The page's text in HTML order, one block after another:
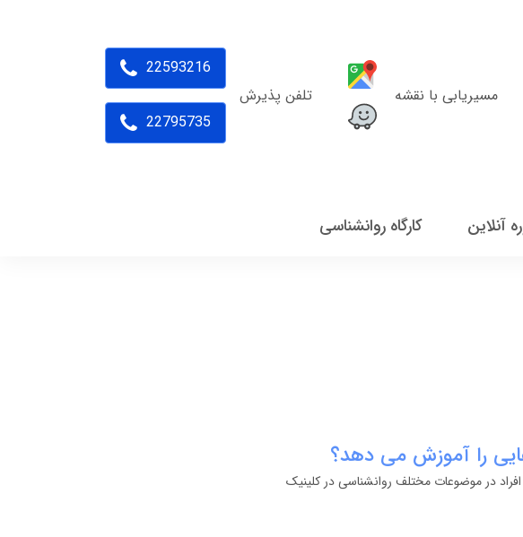
مسیریابی با نقشه تلفن پذیرش
22593216
22795735
آنلاین کارگاه روانشناسی
را آموزش می دهد؟
در موضوعات مختلف روانشناسی در کلینیک